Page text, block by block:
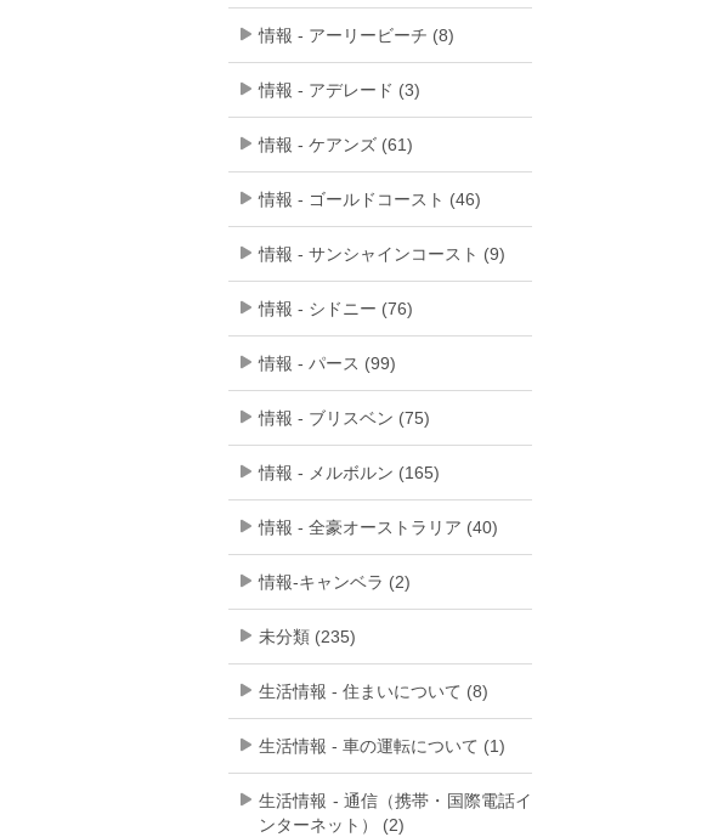
情報 - アーリービーチ (8)
情報 - アデレード (3)
情報 - ケアンズ (61)
情報 - ゴールドコースト (46)
情報 - サンシャインコースト (9)
情報 - シドニー (76)
情報 - パース (99)
情報 - ブリスベン (75)
情報 - メルボルン (165)
情報 - 全豪オーストラリア (40)
情報-キャンベラ (2)
未分類 (235)
生活情報 - 住まいについて (8)
生活情報 - 車の運転について (1)
生活情報 - 通信（携帯・国際電話イ
ンターネット） (2)